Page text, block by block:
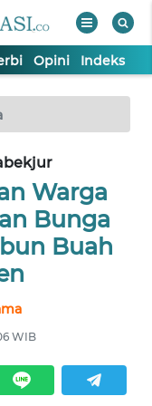
Opini Indeks
Warga
Bunga
Buah
WIB